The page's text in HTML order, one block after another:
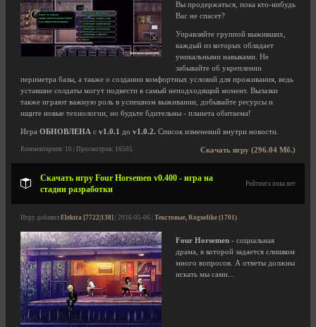
Вы продержаться, пока кто-нибудь
Вас не спасет?
Управляйте группой выживших,
каждый из которых обладает
уникальными навыками. Не
забывайте об укреплении
периметра базы, а также о создании комфортных условий для проживания, ведь
уставшие солдаты могут подвести в самый неподходящий момент. Вылазки
также играют важную роль в успешном выживании, добывайте ресурсы и
ищите новые технологии, но будьте бдительны - планета обитаема!
Игра ОБНОВЛЕНА с v1.0.1 до v1.0.2. Список изменений внутри новости.
Скачать игру (296.04 Мб.)
Комментариев: 10 | Просмотров: 16505
Скачать игру Four Horsemen v0.400 - игра на
стадии разработки
Рейтинга пока нет
Игру добавил Elektra [7722|138] | 2016-05-06 | Текстовые, Roguelike (1701)
Four Horsemen - социальная
драма, в которой задается слишком
много вопросов. А ответы должны
искать мы сами...